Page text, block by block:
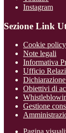
Instagram
Sezione Link
Cookie policy
Note legali
Informativa
Ufficio
Obiettivi di
Gestione